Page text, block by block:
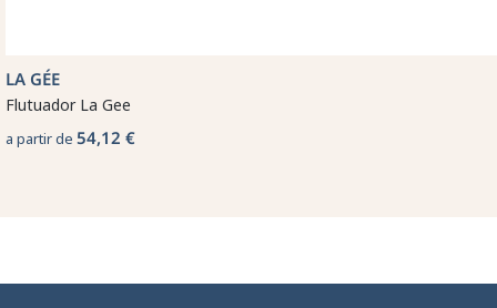
LA GÉE
Flutuador La Gee
a partir de 54,12 €